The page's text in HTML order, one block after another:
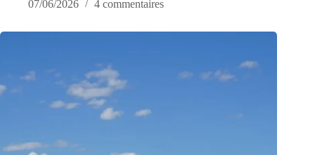
07/06/2026
4 commentaires